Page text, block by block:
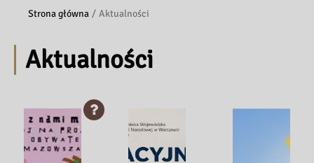
Strona główna Aktualności
Aktualności